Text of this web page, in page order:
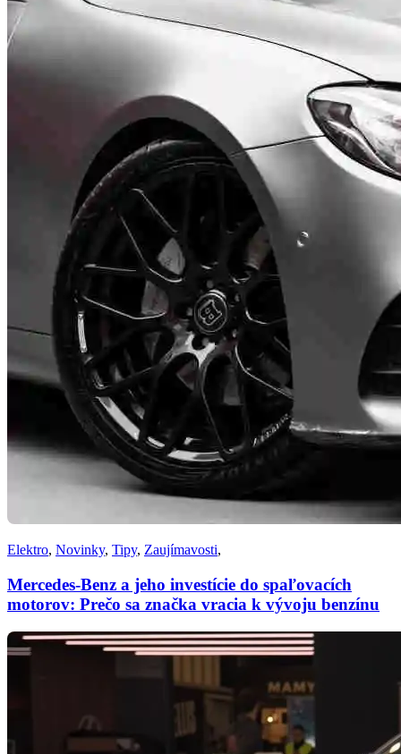
Elektro, Novinky, Tipy, Zaujímavosti,
Mercedes-Benz a jeho investície do spaľovacích
motorov: Prečo sa značka vracia k vývoju benzínu